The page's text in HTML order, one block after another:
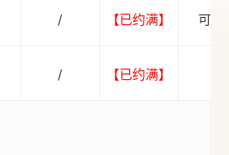
/ 【已约满】 可预
/ 【已约满】